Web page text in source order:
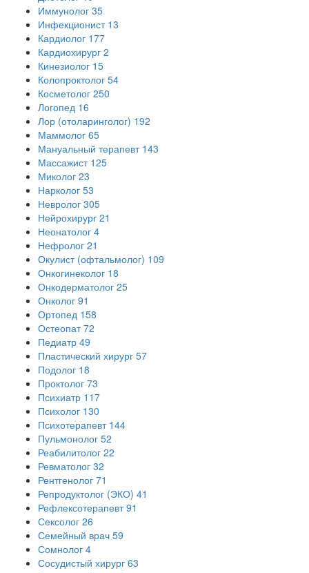
Иммунолог 35
Инфекционист 13
Кардиолог 177
Кардиохирург 2
Кинезиолог 15
Колопроктолог 54
Косметолог 250
Логопед 16
Лор (отоларинголог) 192
Маммолог 65
Мануальный терапевт 143
Массажист 125
Миколог 23
Нарколог 53
Невролог 305
Нейрохирург 21
Неонатолог 4
Нефролог 21
Окулист (офтальмолог) 109
Онкогинеколог 18
Онкодерматолог 25
Онколог 91
Ортопед 158
Остеопат 72
Педиатр 49
Пластический хирург 57
Подолог 18
Проктолог 73
Психиатр 117
Психолог 130
Психотерапевт 144
Пульмонолог 52
Реабилитолог 22
Ревматолог 32
Рентгенолог 71
Репродуктолог (ЭКО) 41
Рефлексотерапевт 91
Сексолог 26
Семейный врач 59
Сомнолог 4
Сосудистый хирург 63